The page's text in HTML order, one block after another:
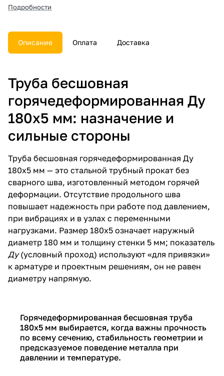
погрузка, доставка, расчет веса
и документы.
Подробности
Описание Оплата Доставка
Труба бесшовная
горячедеформированная Ду
180х5 мм: назначение и
сильные стороны
Труба бесшовная горячедеформированная Ду
180х5 мм — это стальной трубный прокат без
сварного шва, изготовленный методом горячей
деформации. Отсутствие продольного шва
повышает надежность при работе под давлением,
при вибрациях и в узлах с переменными
нагрузками. Размер 180х5 означает наружный
диаметр 180 мм и толщину стенки 5 мм; показатель
Ду(условный проход) используют «для привязки»
к арматуре и проектным решениям, он не равен
диаметру напрямую.
Горячедеформированная бесшовная труба
180х5 мм выбирается, когда важны прочность
по всему сечению, стабильность геометрии и
предсказуемое поведение металла при
давлении и температуре.